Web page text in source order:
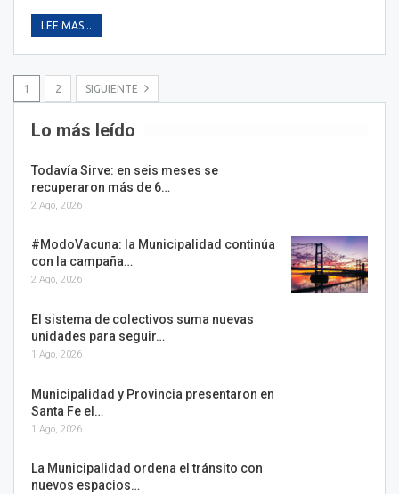
LEE MAS...
1 2 SIGUIENTE
Lo más leído
Todavía Sirve: en seis meses se
recuperaron más de 6…
2 Ago, 2026
#ModoVacuna: la Municipalidad continúa
con la campaña…
2 Ago, 2026
El sistema de colectivos suma nuevas
unidades para seguir…
1 Ago, 2026
Municipalidad y Provincia presentaron en
Santa Fe el…
1 Ago, 2026
La Municipalidad ordena el tránsito con
nuevos espacios…